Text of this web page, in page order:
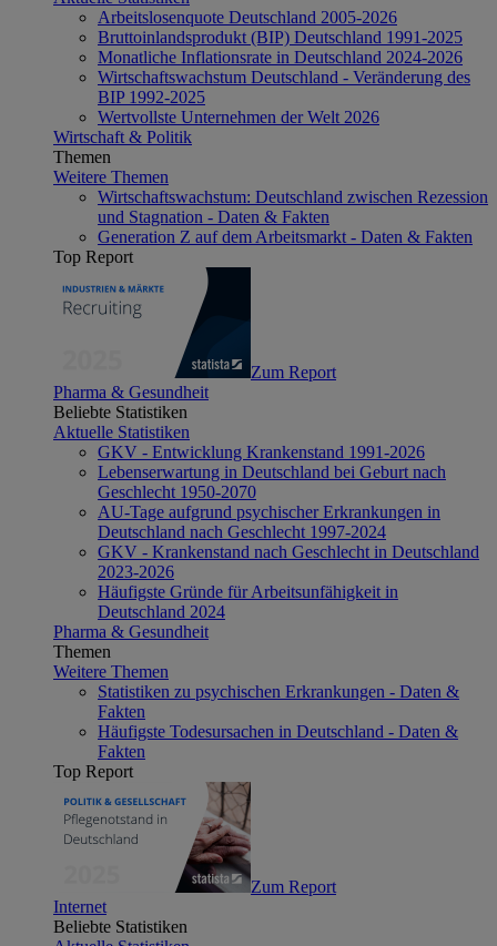
Arbeitslosenquote Deutschland 2005-2026
Bruttoinlandsprodukt (BIP) Deutschland 1991-2025
Monatliche Inflationsrate in Deutschland 2024-2026
Wirtschaftswachstum Deutschland - Veränderung des
BIP 1992-2025
Wertvollste Unternehmen der Welt 2026
Wirtschaft & Politik
Themen
Weitere Themen
Wirtschaftswachstum: Deutschland zwischen Rezession
und Stagnation - Daten & Fakten
Generation Z auf dem Arbeitsmarkt - Daten & Fakten
Top Report
Zum Report
Pharma & Gesundheit
Beliebte Statistiken
Aktuelle Statistiken
GKV - Entwicklung Krankenstand 1991-2026
Lebenserwartung in Deutschland bei Geburt nach
Geschlecht 1950-2070
AU-Tage aufgrund psychischer Erkrankungen in
Deutschland nach Geschlecht 1997-2024
GKV - Krankenstand nach Geschlecht in Deutschland
2023-2026
Häufigste Gründe für Arbeitsunfähigkeit in
Deutschland 2024
Pharma & Gesundheit
Themen
Weitere Themen
Statistiken zu psychischen Erkrankungen - Daten &
Fakten
Häufigste Todesursachen in Deutschland - Daten &
Fakten
Top Report
Zum Report
Internet
Beliebte Statistiken